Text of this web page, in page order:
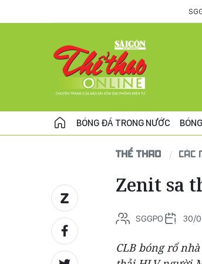
BÓNG ĐÁ TRONG NƯỚC
THỂ THAO CÁC
Zenit sa
SGGPO 30/
CLB bóng rổ